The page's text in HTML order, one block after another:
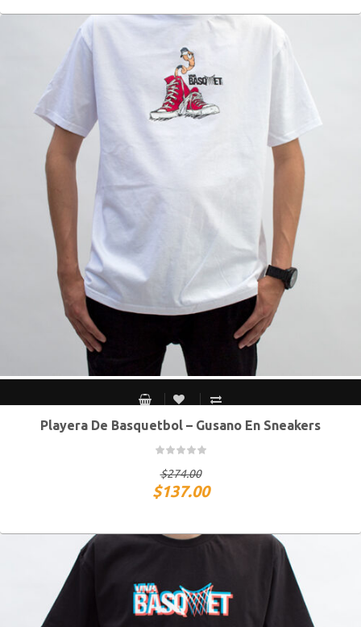
CH M G XG
Playera De Basquetbol – Gusano En Sneakers
$274.00
$137.00